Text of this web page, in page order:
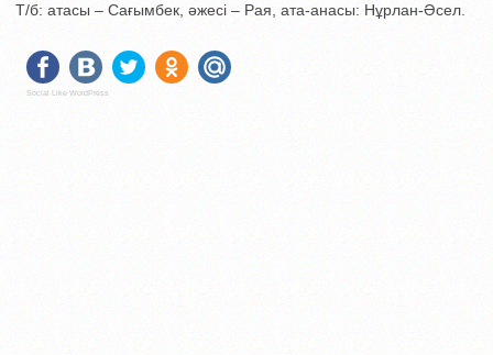
Т/б: атасы – Сағымбек, әжесі – Рая, ата-анасы: Нұрлан-Әсел.
Social Like WordPress